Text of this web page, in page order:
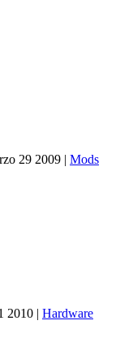
29 2009 | Mods
2010 | Hardware